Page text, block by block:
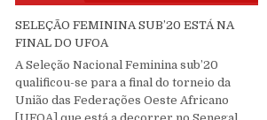
SELEÇÃO FEMININA SUB’20 ESTÁ NA
FINAL DO UFOA
A Seleção Nacional Feminina sub’20
qualificou-se para a final do torneio da
União das Federações Oeste Africano